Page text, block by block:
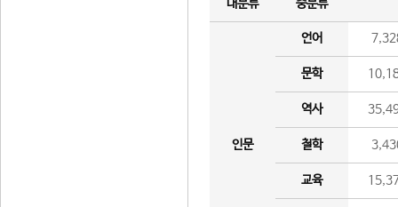
대분류
중분류
인문
언어
문학
역사
철학
교육